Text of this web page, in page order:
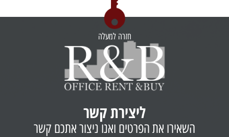
חזרה למעלה
ליצירת קשר
השאירו את הפרטים ואנו ניצור אתכם קשר